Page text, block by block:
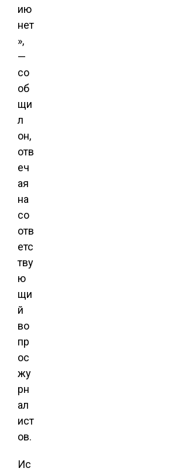
ию
нет
»,
—
со
об
щи
л
он,
отв
еч
ая
на
со
отв
етс
тву
ю
щи
й
во
пр
ос
жу
рн
ал
ист
ов.
Ис